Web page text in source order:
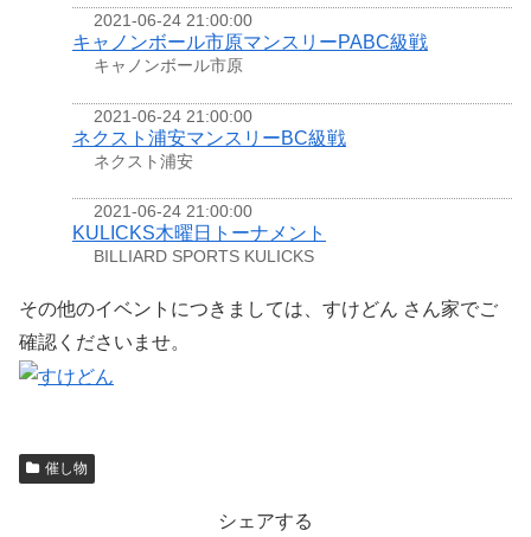
2021-06-24 21:00:00
キャノンボール市原マンスリーPABC級戦
キャノンボール市原
2021-06-24 21:00:00
ネクスト浦安マンスリーBC級戦
ネクスト浦安
2021-06-24 21:00:00
KULICKS木曜日トーナメント
BILLIARD SPORTS KULICKS
その他のイベントにつきましては、すけどん さん家でご
確認くださいませ。
催し物
シェアする